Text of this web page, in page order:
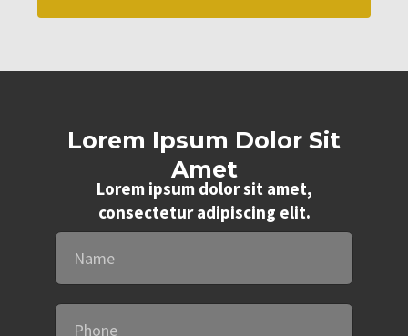
Lorem Ipsum Dolor Sit
Amet
Lorem ipsum dolor sit amet,
consectetur adipiscing elit.